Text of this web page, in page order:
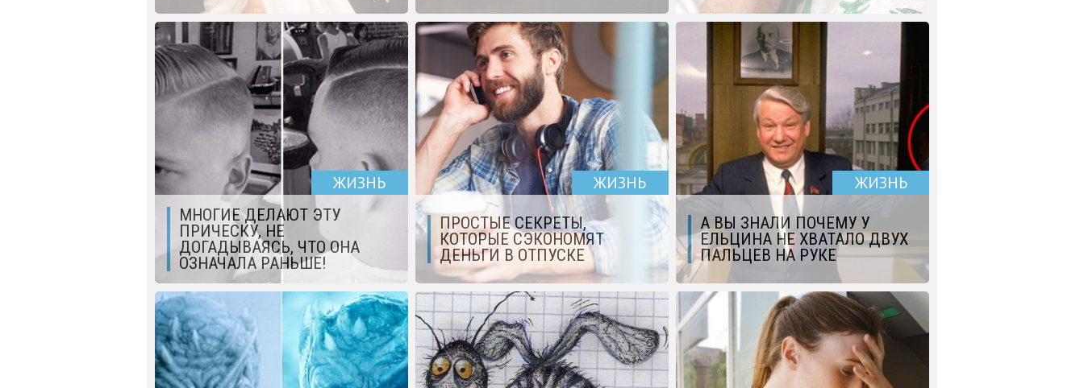
ЖИЗНЬ
МНОГИЕ ДЕЛАЮТ ЭТУ
ПРИЧЕСКУ, НЕ
ДОГАДЫВАЯСЬ, ЧТО ОНА
ОЗНАЧАЛА РАНЬШЕ!
ЖИЗНЬ
ПРОСТЫЕ СЕКРЕТЫ,
КОТОРЫЕ СЭКОНОМЯТ
ДЕНЬГИ В ОТПУСКЕ
ЖИЗНЬ
А ВЫ ЗНАЛИ ПОЧЕМУ У
ЕЛЬЦИНА НЕ ХВАТАЛО ДВУХ
ПАЛЬЦЕВ НА РУКЕ